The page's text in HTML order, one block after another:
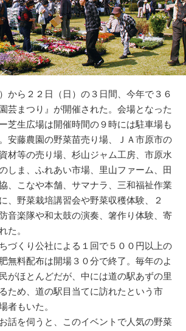
から２２日（日）の３日間、今年で３６
芸まつり』が開催された。会場となった
芝生広場は開催時間の９時には駐車場も
安藤農園の野菜苗売り場、ＪＡ市原市の
材等の売り場、杉山ジャム工房、市原水
しま、ふれあい市場、里山ファーム、田
、こなや本舗、サマナラ、三和福祉作業
、野菜栽培講習会や野菜収穫体験、２
音楽隊や和太鼓の演奏、箸作り体験、寄
た。
づくり公社による１回で５００円以上の
無料配布は開場３０分で終了。毎年のよ
がほとんどだが、中には道の駅あずの里
ため、道の駅目当てに訪れたという市
者もいた。
話を伺うと、このイベントで人気の野菜